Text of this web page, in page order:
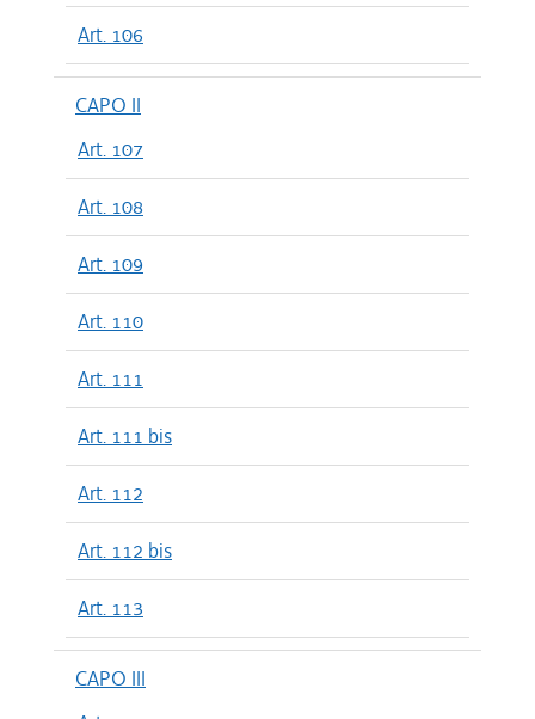
Art. 106
CAPO II
Art. 107
Art. 108
Art. 109
Art. 110
Art. 111
Art. 111 bis
Art. 112
Art. 112 bis
Art. 113
CAPO III